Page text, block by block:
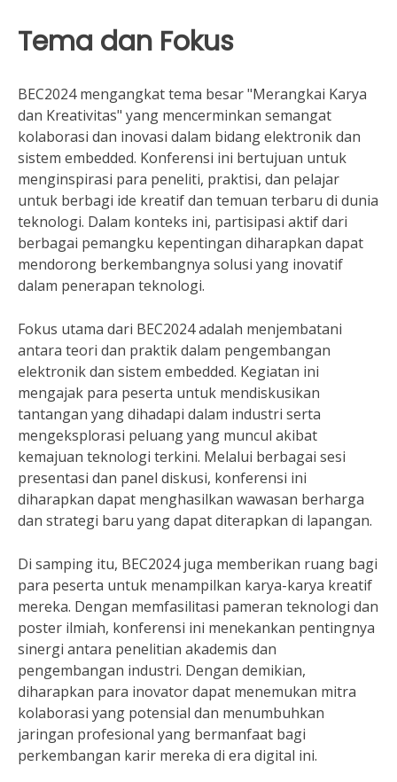
Tema dan Fokus
BEC2024 mengangkat tema besar "Merangkai Karya
dan Kreativitas" yang mencerminkan semangat
kolaborasi dan inovasi dalam bidang elektronik dan
sistem embedded. Konferensi ini bertujuan untuk
menginspirasi para peneliti, praktisi, dan pelajar
untuk berbagi ide kreatif dan temuan terbaru di dunia
teknologi. Dalam konteks ini, partisipasi aktif dari
berbagai pemangku kepentingan diharapkan dapat
mendorong berkembangnya solusi yang inovatif
dalam penerapan teknologi.
Fokus utama dari BEC2024 adalah menjembatani
antara teori dan praktik dalam pengembangan
elektronik dan sistem embedded. Kegiatan ini
mengajak para peserta untuk mendiskusikan
tantangan yang dihadapi dalam industri serta
mengeksplorasi peluang yang muncul akibat
kemajuan teknologi terkini. Melalui berbagai sesi
presentasi dan panel diskusi, konferensi ini
diharapkan dapat menghasilkan wawasan berharga
dan strategi baru yang dapat diterapkan di lapangan.
Di samping itu, BEC2024 juga memberikan ruang bagi
para peserta untuk menampilkan karya-karya kreatif
mereka. Dengan memfasilitasi pameran teknologi dan
poster ilmiah, konferensi ini menekankan pentingnya
sinergi antara penelitian akademis dan
pengembangan industri. Dengan demikian,
diharapkan para inovator dapat menemukan mitra
kolaborasi yang potensial dan menumbuhkan
jaringan profesional yang bermanfaat bagi
perkembangan karir mereka di era digital ini.